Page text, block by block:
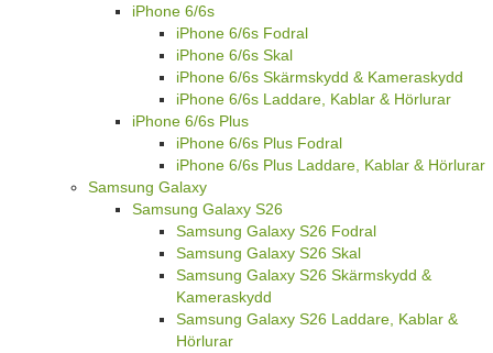
iPhone 6/6s
iPhone 6/6s Fodral
iPhone 6/6s Skal
iPhone 6/6s Skärmskydd & Kameraskydd
iPhone 6/6s Laddare, Kablar & Hörlurar
iPhone 6/6s Plus
iPhone 6/6s Plus Fodral
iPhone 6/6s Plus Laddare, Kablar & Hörlurar
Samsung Galaxy
Samsung Galaxy S26
Samsung Galaxy S26 Fodral
Samsung Galaxy S26 Skal
Samsung Galaxy S26 Skärmskydd &
Kameraskydd
Samsung Galaxy S26 Laddare, Kablar &
Hörlurar